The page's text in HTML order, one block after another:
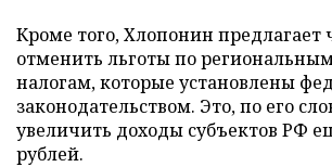
Кроме того, Хлопонин предлагает
отменить льготы по
налогам, которые установлены
законодательством. Это, по его
увеличить доходы субъектов РФ
рублей.